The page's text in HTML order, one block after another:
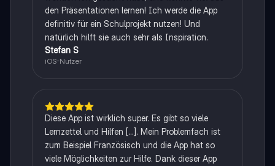
den Präsentationen lernen! Ich werde die App
definitiv für ein Schulprojekt nutzen! Und
natürlich hilft sie auch sehr als Inspiration.
Stefan S
iOS-Nutzer
Diese App ist wirklich super. Es gibt so viele
Lernzettel und Hilfen [...]. Mein Problemfach ist
zum Beispiel Französisch und die App hat so
viele Möglichkeiten zur Hilfe. Dank dieser App